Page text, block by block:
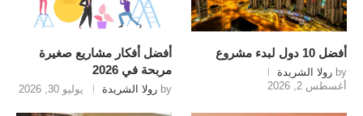
أفضل 10 دول لبدء مشروع
by رولا الشريدة
أغسطس 2, 2026
أفضل أفكار مشاريع صغيرة
مربحة في 2026
by رولا الشريدة يوليو 30, 2026